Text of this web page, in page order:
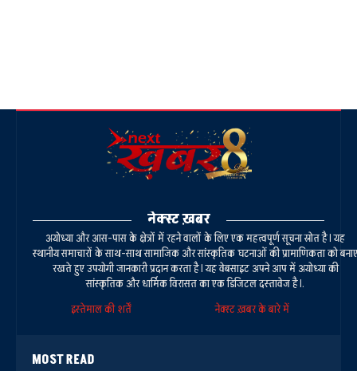
नेक्स्ट ख़बर
अयोध्या और आस-पास के क्षेत्रों में रहने वालों के लिए एक महत्वपूर्ण सूचना स्रोत है। यह
स्थानीय समाचारों के साथ-साथ सामाजिक और सांस्कृतिक घटनाओं की प्रामाणिकता को बनाए
रखते हुए उपयोगी जानकारी प्रदान करता है। यह वेबसाइट अपने आप में अयोध्या की
सांस्कृतिक और धार्मिक विरासत का एक डिजिटल दस्तावेज है।.
इस्तेमाल की शर्तें
नेक्स्ट ख़बर के बारे में
MOST READ